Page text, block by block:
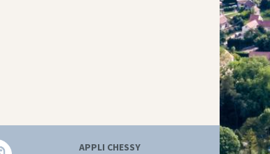
APPLI CHESSY